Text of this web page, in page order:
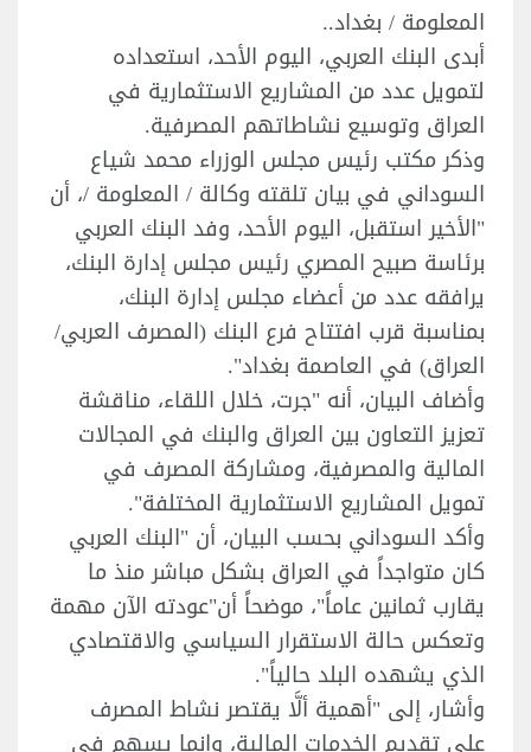
المعلومة / بغداد..
أبدى البنك العربي، اليوم الأحد، استعداده
لتمويل عدد من المشاريع الاستثمارية في
العراق وتوسيع نشاطاتهم المصرفية.
وذكر مكتب رئيس مجلس الوزراء محمد شياع
السوداني في بيان تلقته وكالة / المعلومة /، أن
"الأخير استقبل، اليوم الأحد، وفد البنك العربي
برئاسة صبيح المصري رئيس مجلس إدارة البنك،
يرافقه عدد من أعضاء مجلس إدارة البنك،
بمناسبة قرب افتتاح فرع البنك (المصرف العربي/
العراق) في العاصمة بغداد".
وأضاف البيان، أنه "جرت، خلال اللقاء، مناقشة
تعزيز التعاون بين العراق والبنك في المجالات
المالية والمصرفية، ومشاركة المصرف في
تمويل المشاريع الاستثمارية المختلفة".
وأكد السوداني بحسب البيان، أن "البنك العربي
كان متواجداً في العراق بشكل مباشر منذ ما
يقارب ثمانين عاماً"، موضحاً أن"عودته الآن مهمة
وتعكس حالة الاستقرار السياسي والاقتصادي
الذي يشهده البلد حالياً".
وأشار، إلى "أهمية ألَّا يقتصر نشاط المصرف
على تقديم الخدمات المالية، وإنما يسهم في